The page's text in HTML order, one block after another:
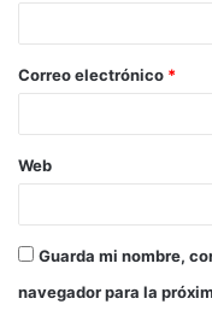
Correo electrónico *
Web
Guarda mi nombre,
navegador para la